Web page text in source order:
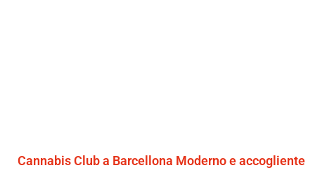
Cannabis Club a Barcellona Moderno e accogliente